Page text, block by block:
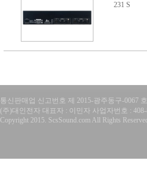
231 S
통신판매업 신고번호 제 2015-광주동구-0067
(주)대인전자 대표자 : 이민자 사업자번호 :
Copyright 2015. ScsSound.com All Rights